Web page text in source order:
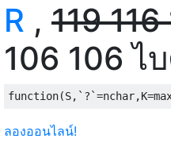
R , 119116
106 106 ไ
function(S, `?`=nchar,K=
ลองออนไลน์!